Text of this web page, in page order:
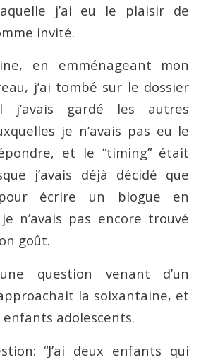
j’ai eu le plaisir de
invité.
en emménageant mon
j’ai tombé sur le dossier
j’avais gardé les autres
je n’avais pas eu le
et le “timing” était
j’avais déjà décidé que
écrire un blogue en
n’avais pas encore trouvé
goût.
question venant d’un
la soixantaine, et
adolescents.
“J’ai deux enfants qui